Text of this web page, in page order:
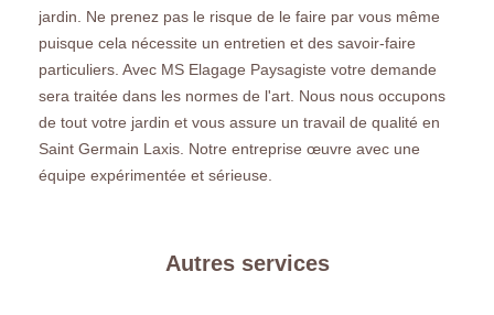
jardin. Ne prenez pas le risque de le faire par vous même
puisque cela nécessite un entretien et des savoir-faire
particuliers. Avec MS Elagage Paysagiste votre demande
sera traitée dans les normes de l'art. Nous nous occupons
de tout votre jardin et vous assure un travail de qualité en
Saint Germain Laxis. Notre entreprise œuvre avec une
équipe expérimentée et sérieuse.
Autres services